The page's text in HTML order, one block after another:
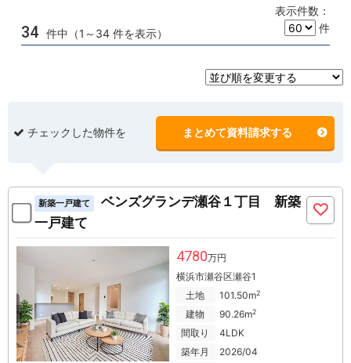
34 件中（1～34 件を表示）
表示件数：
件
チェックした物件を まとめて資料請求する
新築一戸建て
ベンズグランデ瀬谷１丁目 新築
一戸建て
4780万円
横浜市瀬谷区瀬谷1
土地
101.50m2
建物 90.26m2
間取り
4LDK
築年月
2026/04